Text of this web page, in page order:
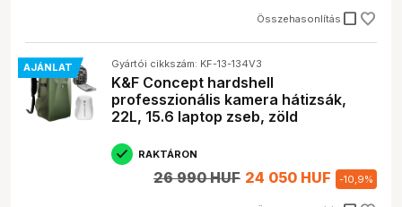
Összehasonlítás check_box_outline_blank
AJÁNLAT Gyártói cikkszám: KF-13-134V3
K&F Concept hardshell
professzionális kamera hátizsák,
22L, 15.6 laptop zseb, zöld
RAKTÁRON
26 990 HUF 24 050 HUF -10,9%